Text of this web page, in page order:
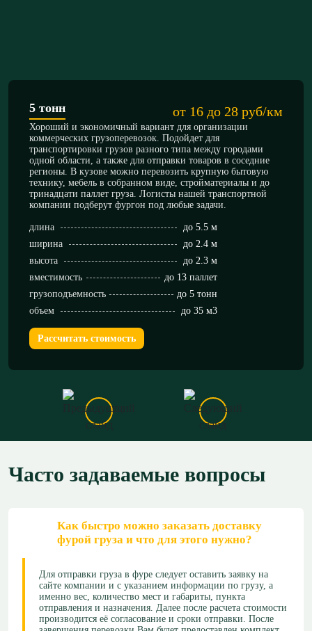
5 тонн от 16 до 28 руб/км
Хороший и экономичный вариант для организации
коммерческих грузоперевозок. Подойдет для
транспортировки грузов разного типа между городами
одной области, а также для отправки товаров в соседние
регионы. В кузове можно перевозить крупную бытовую
технику, мебель в собранном виде, стройматериалы и до
тринадцати паллет груза. Логисты нашей транспортной
компании подберут фургон под любые задачи.
длина
до 5.5 м
ширина
до 2.4 м
высота
до 2.3 м
вместимость
до 13 паллет
грузоподъемность
до 5 тонн
объем
до 35 м3
Рассчитать стоимость
Часто задаваемые вопросы
Как быстро можно заказать доставку
фурой груза и что для этого нужно?
Для отправки груза в фуре следует оставить заявку на
сайте компании и с указанием информации по грузу, а
именно вес, количество мест и габариты, пункта
отправления и назначения. Далее после расчета стоимости
производится её согласование и сроки отправки. После